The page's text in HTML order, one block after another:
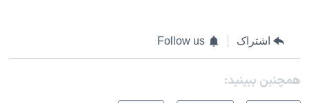
اشتراک Follow us
همچنبن ببینید: